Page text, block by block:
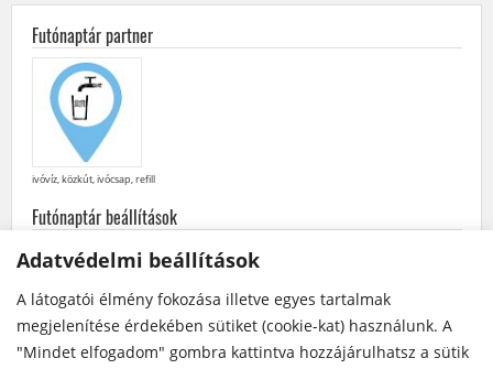
Futónaptár partner
ivóvíz, közkút, ivócsap, refill
Futónaptár beállítások
minden futás · futóversenyek közösségi
Futónaptár a Facebook-on
Adatvédelmi beállítások
A látogatói élmény fokozása illetve egyes tartalmak
megjelenítése érdekében sütiket (cookie-kat) használunk. A
"Mindet elfogadom" gombra kattintva hozzájárulhatsz a sütik